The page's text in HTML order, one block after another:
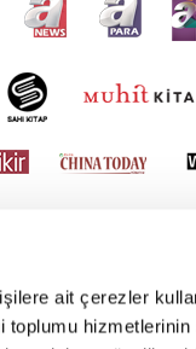
ait çerezler
hizmetlerinin